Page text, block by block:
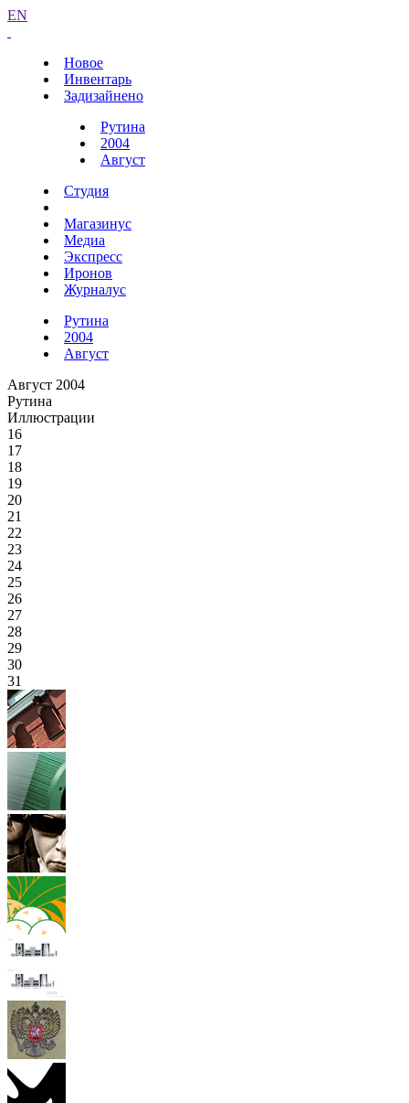
EN
Новое
Инвентарь
Задизайнено
Рутина
2004
Август
Студия
Магазинус
Медиа
Экспресс
Иронов
Журналус
Рутина
2004
Август
Август 2004
Рутина
Иллюстрации
16
17
18
19
20
21
22
23
24
25
26
27
28
29
30
31